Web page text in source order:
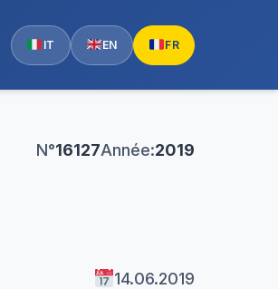
IT EN FR
N°16127Année:2019
14.06.2019